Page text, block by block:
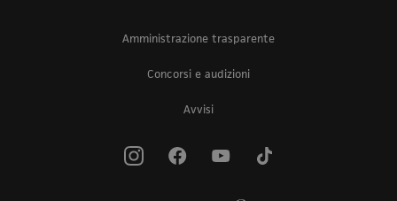
Amministrazione trasparente
Concorsi e audizioni
Avvisi